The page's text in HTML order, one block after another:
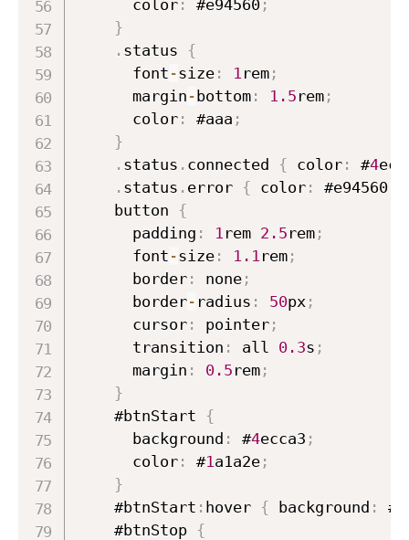
      color
: #e94560;
}
. status
{
      font
-size: 1 rem;
      margin
- bottom: 1.5 rem;
      color
: #aaa ;
}
. status . connected { color: #4
. status . error { color: #e94560;
    button
{
      padding
: 1 rem 2.5 rem;
      font
-size: 1.1 rem;
      border
: none;
      border
- radius : 50px;
      cursor
: pointer;
      transition
: all 0.3s ;
      margin
: 0.5 rem;
}
    #btnStart
{
      background
: #4ecca3 ;
      color
: #1a1a2e;
}
    #btnStart
: hover { background : #
    #btnStop
{